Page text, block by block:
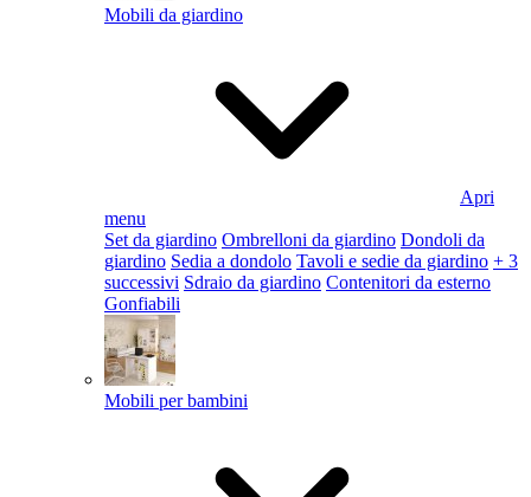
Mobili da giardino
Apri
menu
Set da giardino Ombrelloni da giardino Dondoli da
giardino Sedia a dondolo Tavoli e sedie da giardino + 3
successivi Sdraio da giardino Contenitori da esterno
Gonfiabili
Mobili per bambini